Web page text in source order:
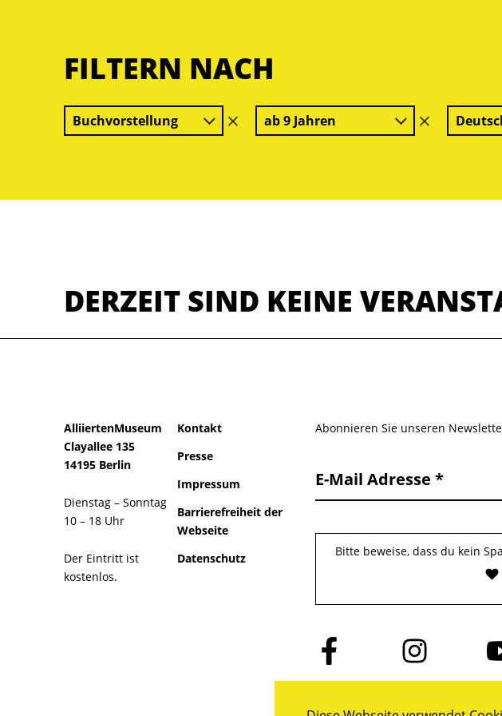
FILTERN NACH
Buchvorstellung
Filter
löschen
ab 9 Jahren
Filter
löschen
DERZEIT SIND KEINE
AlliiertenMuseum
Clayallee 135
14195 Berlin
Dienstag – Sonntag
10 – 18 Uhr
Der Eintritt ist
kostenlos.
Kontakt
Presse
Impressum
Barrierefreiheit der
Webseite
Datenschutz
Abonnieren Sie unseren
E-Mail Adresse
Bitte beweise, dass du kein
Folge
uns
auf
Folge
uns
auf